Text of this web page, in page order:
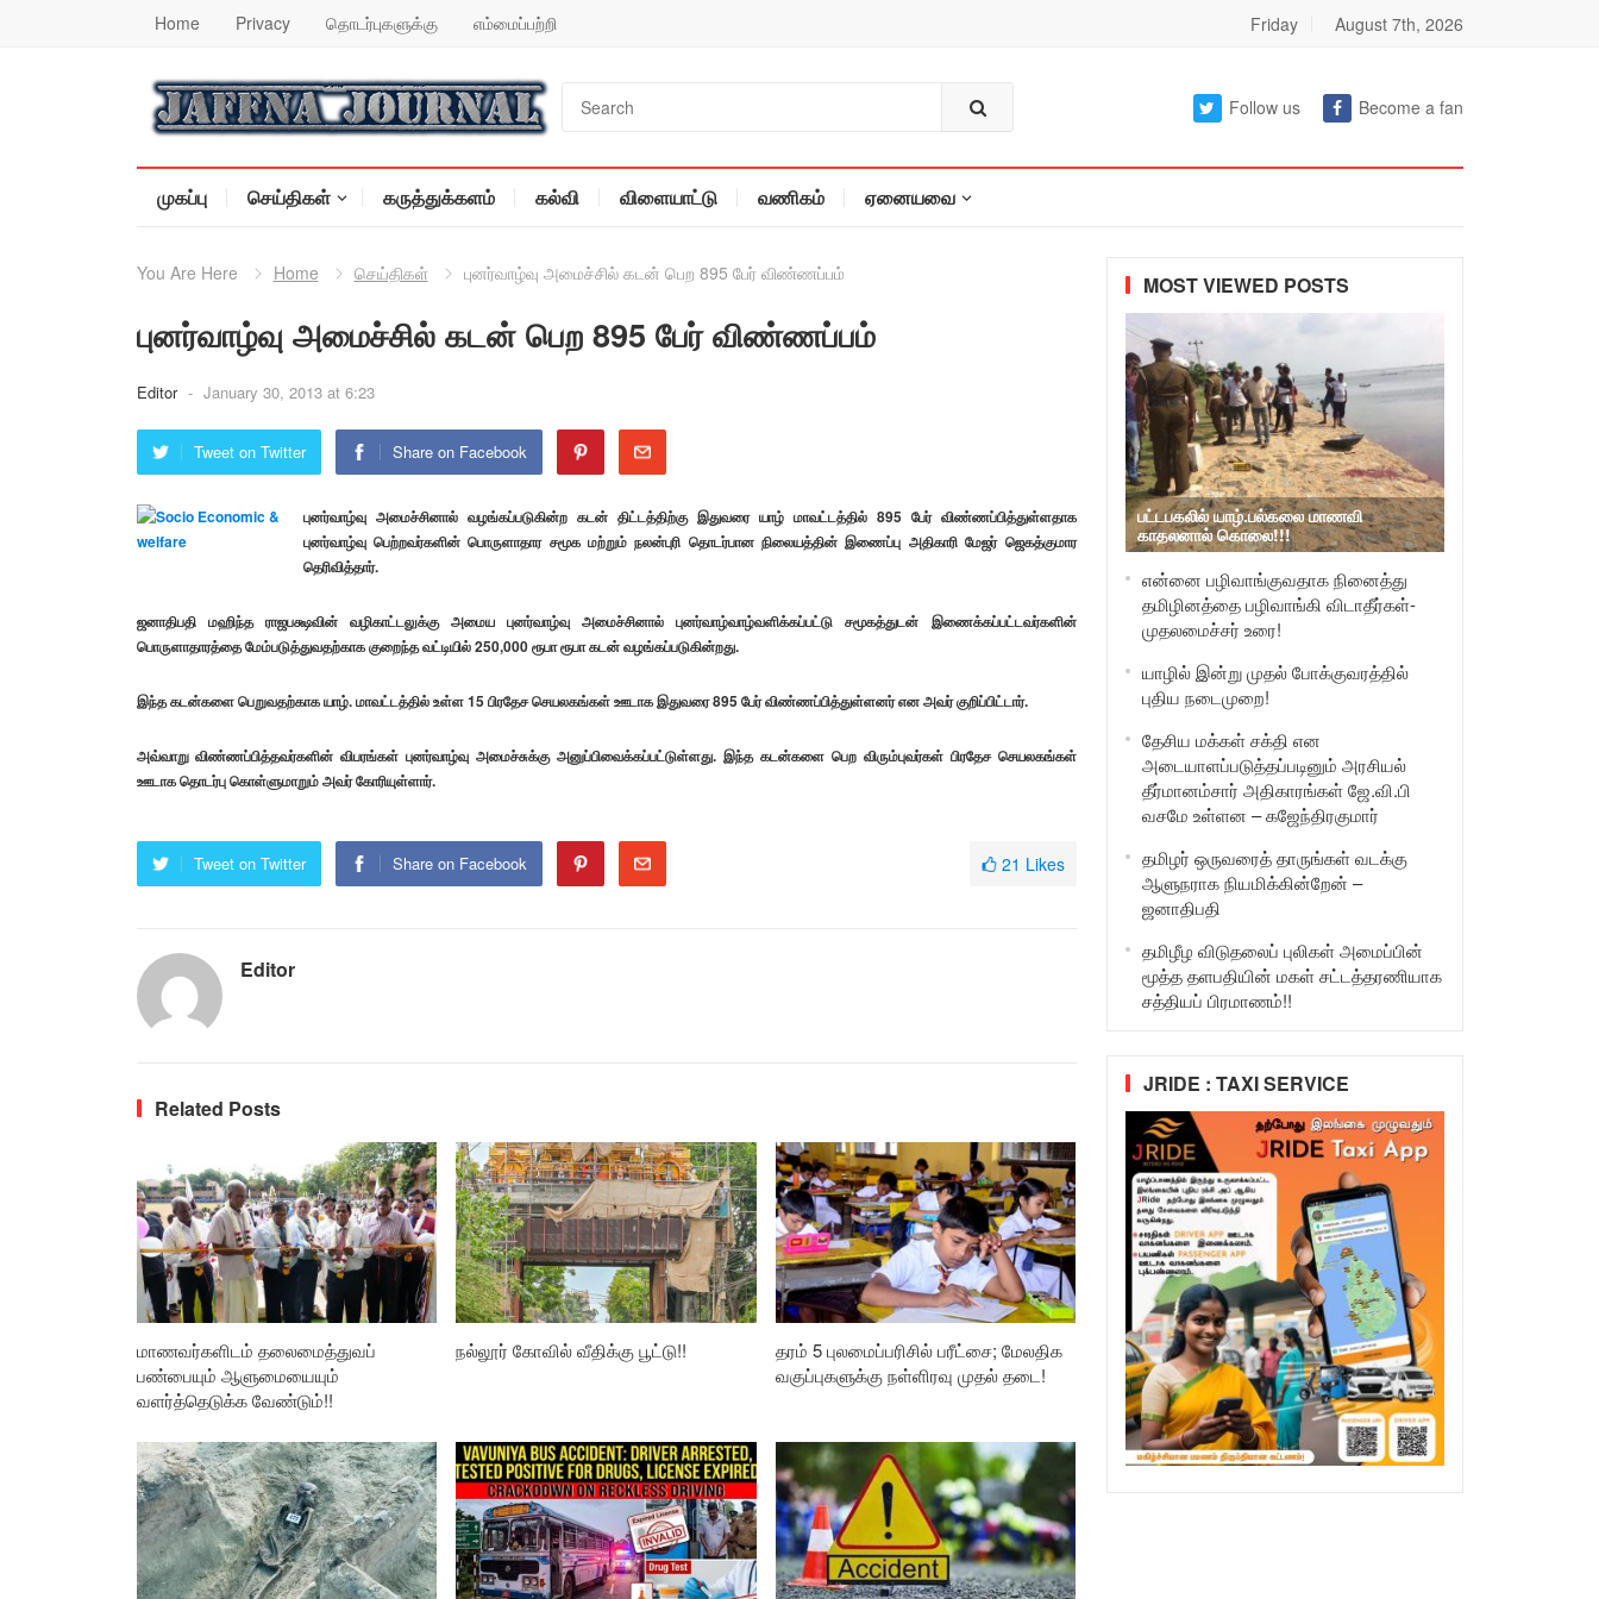
Home Privacy தொடர்புகளுக்கு எம்மைப்பற்றி Friday August 7th, 2026
Follow us Become a fan
முகப்பு செய்திகள் கருத்துக்களம் கல்வி விளையாட்டு வணிகம் ஏனையவை
You Are Here Home செய்திகள் புனர்வாழ்வு அமைச்சில் கடன் பெற 895 பேர் விண்ணப்பம்
புனர்வாழ்வு அமைச்சில் கடன் பெற 895 பேர் விண்ணப்பம்
Editor - January 30, 2013 at 6:23
Tweet on Twitter Share on Facebook
புனர்வாழ்வு அமைச்சினால் வழங்கப்படுகின்ற கடன் திட்டத்திற்கு இதுவரை யாழ் மாவட்டத்தில் 895 பேர் விண்ணப்பித்துள்ளதாக
புனர்வாழ்வு பெற்றவர்களின் பொருளாதார சமூக மற்றும் நலன்புரி தொடர்பான நிலையத்தின் இணைப்பு அதிகாரி மேஜர் ஜெகத்குமார
தெரிவித்தார்.
ஜனாதிபதி மஹிந்த ராஜபக்ஷவின் வழிகாட்டலுக்கு அமைய புனர்வாழ்வு அமைச்சினால் புனர்வாழ்வாழ்வளிக்கப்பட்டு சமூகத்துடன் இணைக்கப்பட்டவர்களின்
பொருளாதாரத்தை மேம்படுத்துவதற்காக குறைந்த வட்டியில் 250,000 ரூபா ரூபா கடன் வழங்கப்படுகின்றது.
இந்த கடன்களை பெறுவதற்காக யாழ். மாவட்டத்தில் உள்ள 15 பிரதேச செயலகங்கள் ஊடாக இதுவரை 895 பேர் விண்ணப்பித்துள்ளனர் என அவர் குறிப்பிட்டார்.
அவ்வாறு விண்ணப்பித்தவர்களின் விபரங்கள் புனர்வாழ்வு அமைச்சுக்கு அனுப்பிவைக்கப்பட்டுள்ளது. இந்த கடன்களை பெற விரும்புவர்கள் பிரதேச செயலகங்கள்
ஊடாக தொடர்பு கொள்ளுமாறும் அவர் கோரியுள்ளார்.
Tweet on Twitter Share on Facebook 21 Likes
Editor
Related Posts
மாணவர்களிடம் தலைமைத்துவப்
பண்பையும் ஆளுமையையும்
வளர்த்தெடுக்க வேண்டும்!!
நல்லூர் கோவில் வீதிக்கு பூட்டு!!
தரம் 5 புலமைப்பரிசில் பரீட்சை; மேலதிக
வகுப்புகளுக்கு நள்ளிரவு முதல் தடை!
MOST VIEWED POSTS
பட்டபகலில் யாழ்.பல்கலை மாணவி
காதலனால் கொலை!!!
என்னை பழிவாங்குவதாக நினைத்து
தமிழினத்தை பழிவாங்கி விடாதீர்கள்-
முதலமைச்சர் உரை!
யாழில் இன்று முதல் போக்குவரத்தில்
புதிய நடைமுறை!
தேசிய மக்கள் சக்தி என
அடையாளப்படுத்தப்படினும் அரசியல்
தீர்மானம்சார் அதிகாரங்கள் ஜே.வி.பி
வசமே உள்ளன – கஜேந்திரகுமார்
தமிழர் ஒருவரைத் தாருங்கள் வடக்கு
ஆளுநராக நியமிக்கின்றேன் –
ஜனாதிபதி
தமிழீழ விடுதலைப் புலிகள் அமைப்பின்
மூத்த தளபதியின் மகள் சட்டத்தரணியாக
சத்தியப் பிரமாணம்!!
JRIDE : TAXI SERVICE